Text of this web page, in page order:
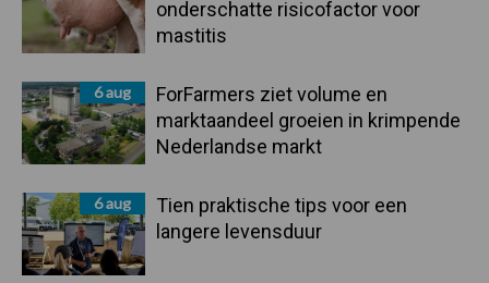
onderschatte risicofactor voor
mastitis
6 aug
ForFarmers ziet volume en
marktaandeel groeien in krimpende
Nederlandse markt
6 aug
Tien praktische tips voor een
langere levensduur